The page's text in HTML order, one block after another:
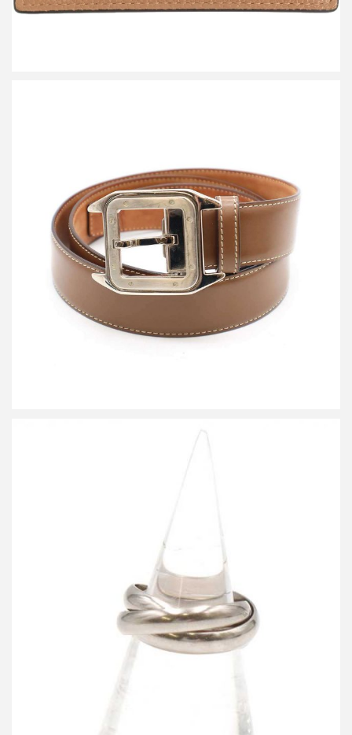
カルティエ サントス レザーベルト
詳しく見る
カルティエ K18WG トリニティ ホワイトゴールドリング
詳しく見る